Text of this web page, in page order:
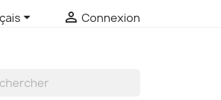
  Connexion